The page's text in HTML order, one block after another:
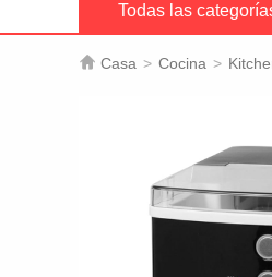
Todas las
 Casa > Cocina >